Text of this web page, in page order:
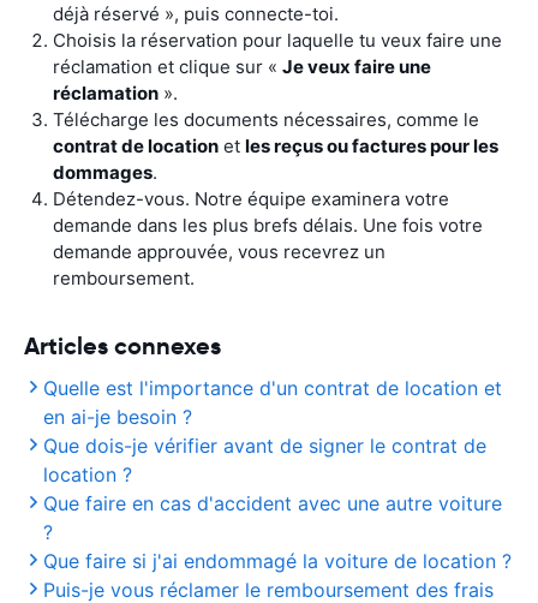
déjà réservé », puis connecte-toi.
Choisis la réservation pour laquelle tu veux faire une
réclamation et clique sur « Je veux faire une
réclamation ».
Télécharge les documents nécessaires, comme le
contrat de location et les reçus ou factures pour les
dommages.
Détendez-vous. Notre équipe examinera votre
demande dans les plus brefs délais. Une fois votre
demande approuvée, vous recevrez un
remboursement.
Articles connexes
Quelle est l'importance d'un contrat de location et
en ai-je besoin ?
Que dois-je vérifier avant de signer le contrat de
location ?
Que faire en cas d'accident avec une autre voiture
?
Que faire si j'ai endommagé la voiture de location ?
Puis-je vous réclamer le remboursement des frais